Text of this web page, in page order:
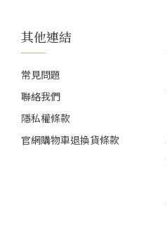
其他連結
常見問題
聯絡我們
隱私權條款
官網購物車退換貨條款